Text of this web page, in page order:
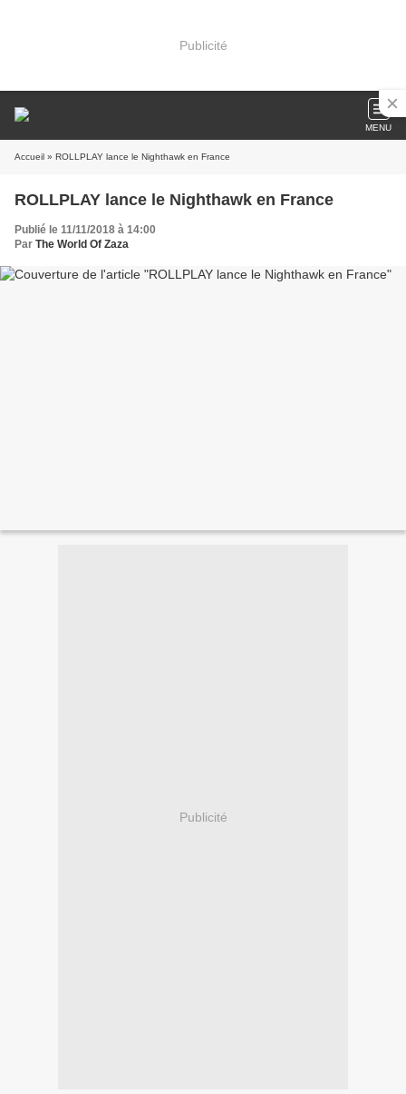
Publicité
MENU
Accueil » ROLLPLAY lance le Nighthawk en France
ROLLPLAY lance le Nighthawk en France
Publié le 11/11/2018 à 14:00
Par The World Of Zaza
Publicité